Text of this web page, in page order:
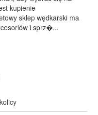
kupienie
sklep wędkarski ma
i sprz�...